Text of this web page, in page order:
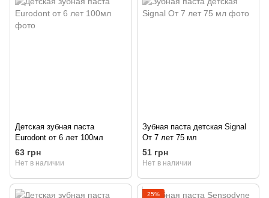
Детская зубная паста
Eurodont от 6 лет 100мл
63 грн
Нет в наличии
Зубная паста детская Signal
От 7 лет 75 мл
51 грн
Нет в наличии
25%